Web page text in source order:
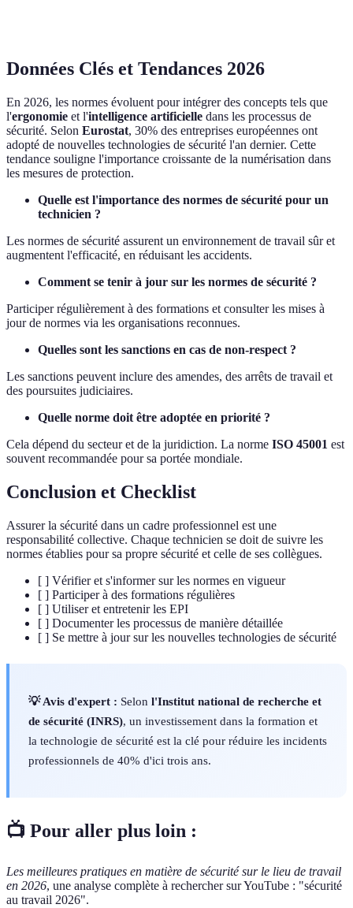
Données Clés et Tendances 2026
En 2026, les normes évoluent pour intégrer des concepts tels que
l'ergonomie et l'intelligence artificielle dans les processus de
sécurité. Selon Eurostat, 30% des entreprises européennes ont
adopté de nouvelles technologies de sécurité l'an dernier. Cette
tendance souligne l'importance croissante de la numérisation dans
les mesures de protection.
Quelle est l'importance des normes de sécurité pour un
technicien ?
Les normes de sécurité assurent un environnement de travail sûr et
augmentent l'efficacité, en réduisant les accidents.
Comment se tenir à jour sur les normes de sécurité ?
Participer régulièrement à des formations et consulter les mises à
jour de normes via les organisations reconnues.
Quelles sont les sanctions en cas de non-respect ?
Les sanctions peuvent inclure des amendes, des arrêts de travail et
des poursuites judiciaires.
Quelle norme doit être adoptée en priorité ?
Cela dépend du secteur et de la juridiction. La norme ISO 45001 est
souvent recommandée pour sa portée mondiale.
Conclusion et Checklist
Assurer la sécurité dans un cadre professionnel est une
responsabilité collective. Chaque technicien se doit de suivre les
normes établies pour sa propre sécurité et celle de ses collègues.
[ ] Vérifier et s'informer sur les normes en vigueur
[ ] Participer à des formations régulières
[ ] Utiliser et entretenir les EPI
[ ] Documenter les processus de manière détaillée
[ ] Se mettre à jour sur les nouvelles technologies de sécurité
💡 Avis d'expert : Selon l'Institut national de recherche et
de sécurité (INRS), un investissement dans la formation et
la technologie de sécurité est la clé pour réduire les incidents
professionnels de 40% d'ici trois ans.
📺 Pour aller plus loin :
Les meilleures pratiques en matière de sécurité sur le lieu de travail
en 2026, une analyse complète à rechercher sur YouTube : "sécurité
au travail 2026".